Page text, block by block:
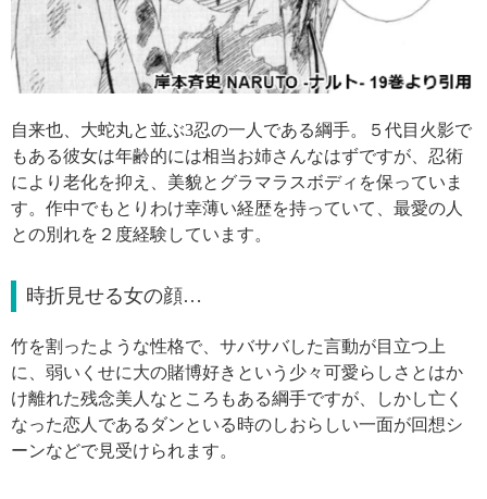
自来也、大蛇丸と並ぶ3忍の一人である綱手。５代目火影で
もある彼女は年齢的には相当お姉さんなはずですが、忍術
により老化を抑え、美貌とグラマラスボディを保っていま
す。作中でもとりわけ幸薄い経歴を持っていて、最愛の人
との別れを２度経験しています。
時折見せる女の顔…
竹を割ったような性格で、サバサバした言動が目立つ上
に、弱いくせに大の賭博好きという少々可愛らしさとはか
け離れた残念美人なところもある綱手ですが、しかし亡く
なった恋人であるダンといる時のしおらしい一面が回想シ
ーンなどで見受けられます。